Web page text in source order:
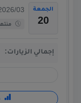
الجمعة
20
03
إجمالي الزيارات: